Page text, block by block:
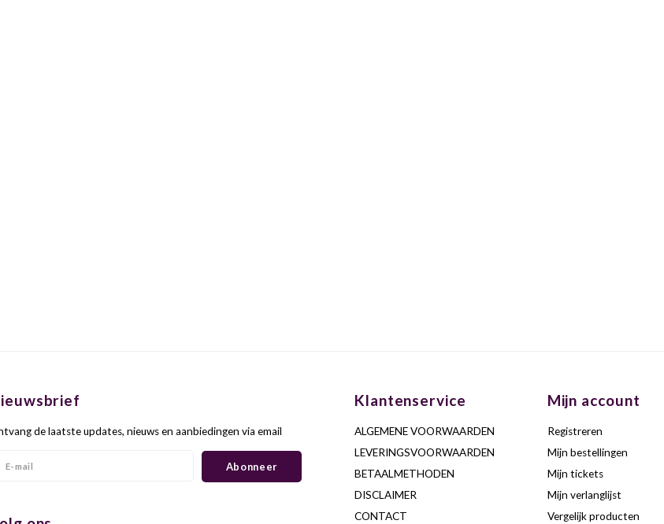
de laatste updates, nieuws en aanbiedingen via email
Abonneer
Klantenservice
ALGEMENE VOORWAARDEN
LEVERINGSVOORWAARDEN
BETAALMETHODEN
DISCLAIMER
CONTACT
Mijn account
Registreren
Mijn bestellingen
Mijn tickets
Mijn verlanglijst
Vergelijk producten